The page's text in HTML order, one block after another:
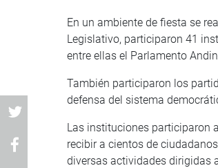
En un ambiente de fiesta se
Legislativo, participaron 41
entre ellas el Parlamento
También participaron los
defensa del sistema
Las instituciones participaron
recibir a cientos de
diversas actividades dirigidas